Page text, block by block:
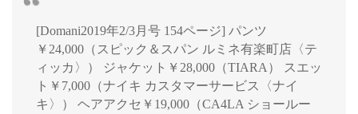
[Domani2019年2/3月号 154ページ] パンツ
￥24,000（スピック＆スパン ルミネ有楽町店〈テ
ィッカ〉） ジャケット￥28,000（TIARA） スエッ
ト￥7,000（ナイキ カスタマーサービス〈ナイ
キ〉） ヘアアクセ￥19,000（CA4LA ショールー